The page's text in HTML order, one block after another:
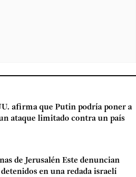
afirma que Putin podría poner a
ataque limitado contra un país
de Jerusalén Este denuncian
en una redada israelí